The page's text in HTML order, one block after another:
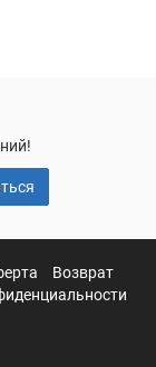
Возврат